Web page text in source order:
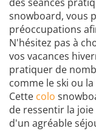
snowboard, vous
préoccupations
N'hésitez pas à
vos vacances
pratiquer de
comme le ski ou la
Cette colo
de ressentir la
d'un agréable